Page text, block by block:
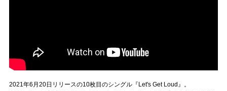
2021年6月20日リリースの10枚目のシングル『Let's Get Loud』。